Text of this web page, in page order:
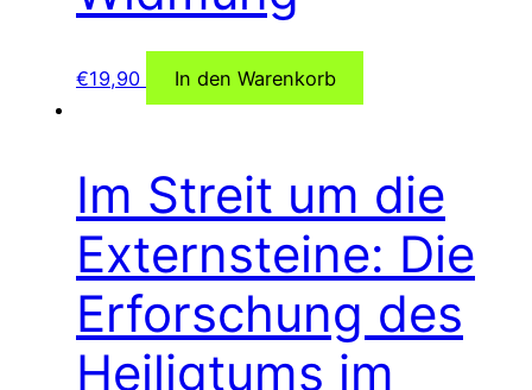
€19,90 In den Warenkorb
Im Streit um die
Externsteine: Die
Erforschung des
Heiligtums im